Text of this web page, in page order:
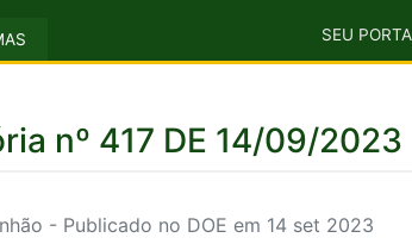
SEU
nº 417 DE 14/09/2023
- Publicado no DOE em 14 set 2023